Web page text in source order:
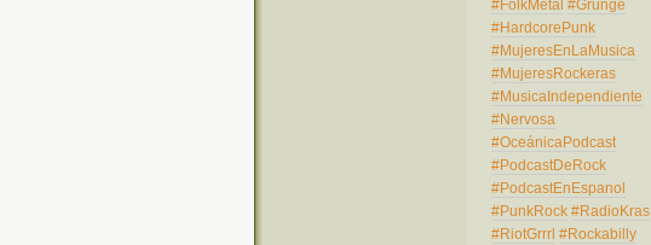
#FolkMetal #Grunge
#HardcorePunk
#MujeresEnLaMusica
#MujeresRockeras
#MusicaIndependiente
#Nervosa
#OceánicaPodcast
#PodcastDeRock
#PodcastEnEspanol
#PunkRock #RadioKras
#RiotGrrrl #Rockabilly